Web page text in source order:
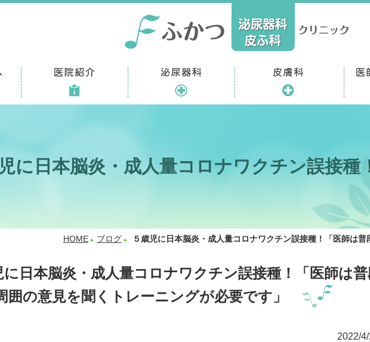
に日本脳炎・成人量コロナワクチン誤接
HOME ブログ ５歳児に日本脳炎・成人量コロナワクチン誤接種！「医師は
に日本脳炎・成人量コロナワクチン誤接種！「医師は
囲の意見を聞くトレーニングが必要です」
2022/